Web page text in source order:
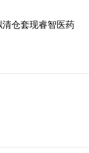
仓套现睿智医药